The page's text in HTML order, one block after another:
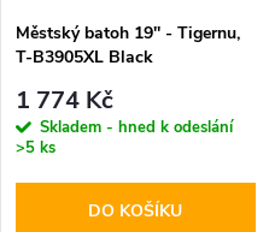
Městský batoh 19'' - Tigernu,
T-B3905XL Black
1 774 Kč
Skladem - hned k odeslání
>5 ks
DO KOŠÍKU